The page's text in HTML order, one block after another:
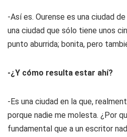
-Así es. Ourense es una ciudad
una ciudad que sólo tiene unos
punto aburrida; bonita, pero
-¿Y cómo resulta estar ahí?
-Es una ciudad en la que,
porque nadie me molesta. ¿Por
fundamental que a un escritor